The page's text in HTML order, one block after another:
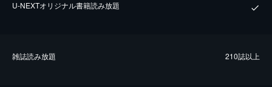
U-NEXTオリジナル書籍読み放題
雑誌読み放題 210誌以上